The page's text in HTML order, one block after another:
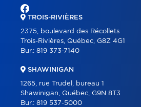
TROIS-RIVIÈRES
2375, boulevard des Récollets
Trois-Rivières, Québec, G8Z 4G1
Bur.: 819 373-7140
SHAWINIGAN
1265, rue Trudel, bureau 1
Shawinigan, Québec, G9N 8T3
Bur.: 819 537-5000